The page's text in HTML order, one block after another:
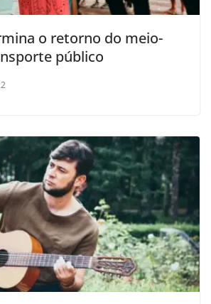
o retorno do meio-
público